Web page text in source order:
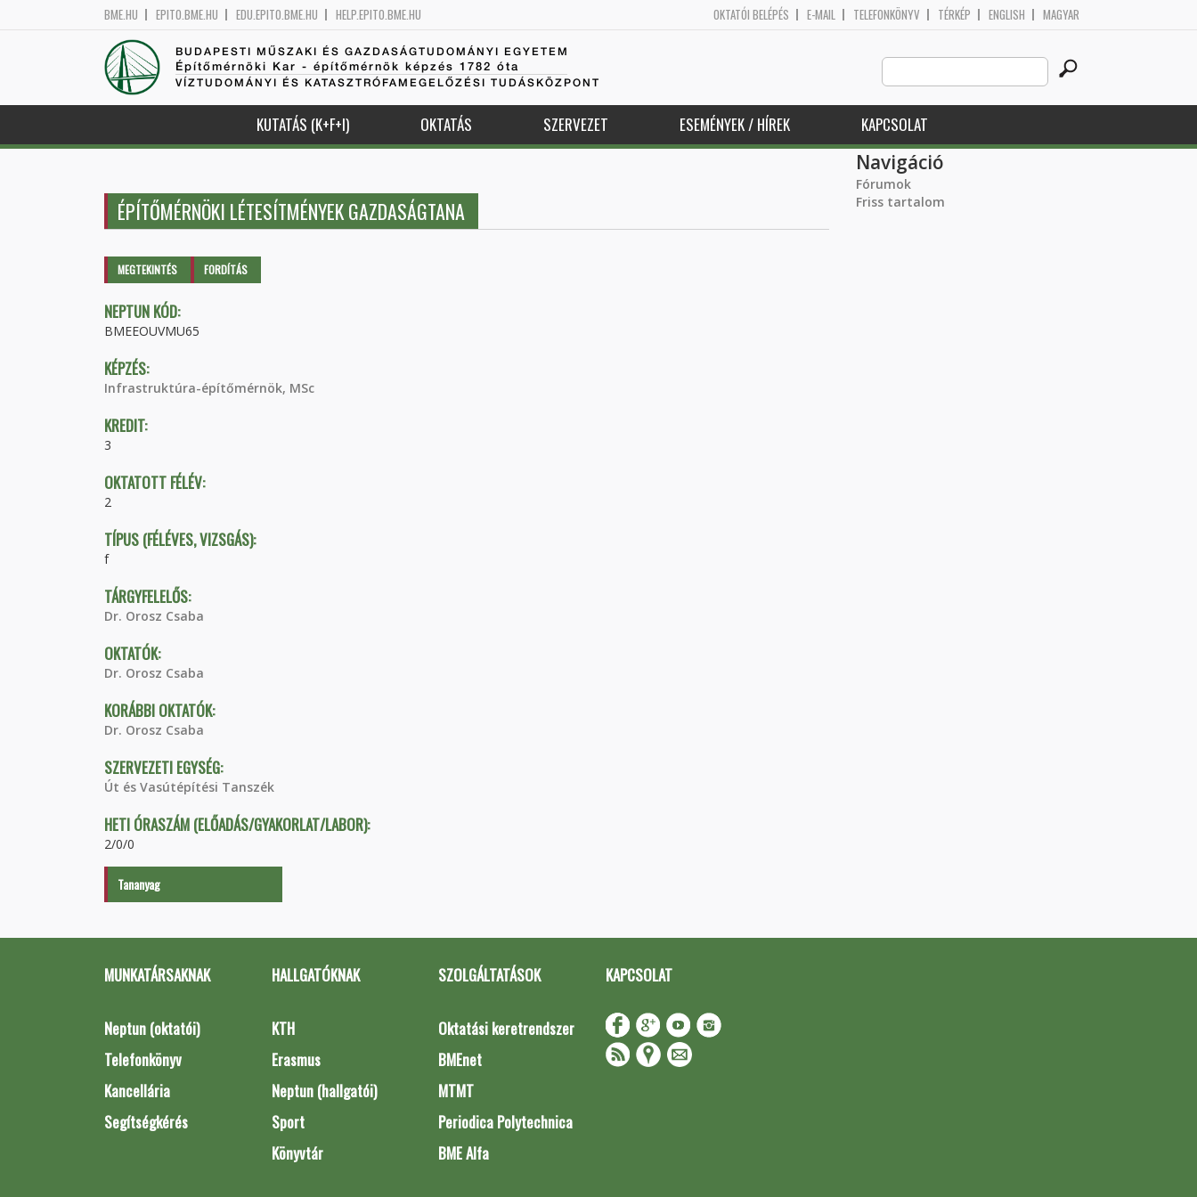
BME.HU EPITO.BME.HU EDU.EPITO.BME.HU HELP.EPITO.BME.HU OKTATÓI BELÉPÉS E-MAIL TELEFONKÖNYV TÉRKÉP ENGLISH MAGYAR
BUDAPESTI MŰSZAKI ÉS GAZDASÁGTUDOMÁNYI EGYETEM
Építőmérnöki Kar - építőmérnök képzés 1782 óta
VÍZTUDOMÁNYI ÉS KATASZTRÓFAMEGELŐZÉSI TUDÁSKÖZPONT
Search
this
site
KUTATÁS (K+F+I) OKTATÁS SZERVEZET ESEMÉNYEK / HÍREK KAPCSOLAT
ÉPÍTŐMÉRNÖKI LÉTESÍTMÉNYEK GAZDASÁGTANA
Elsődleges fülek
MEGTEKINTÉS (AKTÍVFORDÍTÁS
NEPTUN KÓD:
BMEEOUVMU65
KÉPZÉS:
Infrastruktúra-építőmérnök, MSc
KREDIT:
3
OKTATOTT FÉLÉV:
2
TÍPUS (FÉLÉVES, VIZSGÁS):
f
TÁRGYFELELŐS:
Dr. Orosz Csaba
OKTATÓK:
Dr. Orosz Csaba
KORÁBBI OKTATÓK:
Dr. Orosz Csaba
SZERVEZETI EGYSÉG:
Út és Vasútépítési Tanszék
HETI ÓRASZÁM (ELŐADÁS/GYAKORLAT/LABOR):
2/0/0
Tananyag
Navigáció
Fórumok
Friss tartalom
MUNKATÁRSAKNAK
Neptun (oktatói)
Telefonkönyv
Kancellária
Segítségkérés
HALLGATÓKNAK
KTH
Erasmus
Neptun (hallgatói)
Sport
Könyvtár
SZOLGÁLTATÁSOK
Oktatási keretrendszer
BMEnet
MTMT
Periodica Polytechnica
BME Alfa
KAPCSOLAT